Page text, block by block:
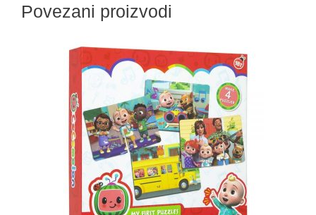
Povezani proizvodi